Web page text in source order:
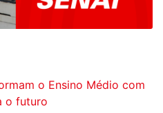
o Ensino Médio com
o futuro